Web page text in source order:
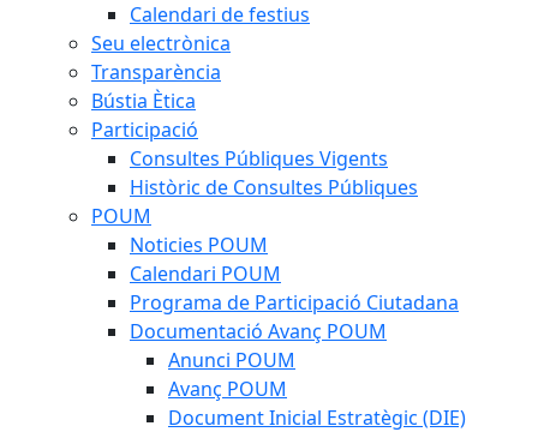
Calendari de festius
Seu electrònica
Transparència
Bústia Ètica
Participació
Consultes Públiques Vigents
Històric de Consultes Públiques
POUM
Noticies POUM
Calendari POUM
Programa de Participació Ciutadana
Documentació Avanç POUM
Anunci POUM
Avanç POUM
Document Inicial Estratègic (DIE)